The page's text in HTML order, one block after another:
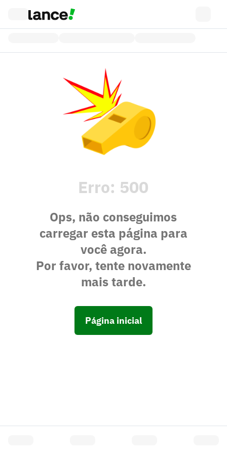
Erro: 500
Ops, não conseguimos
carregar esta página para
você agora.
Por favor, tente novamente
mais tarde.
Página inicial